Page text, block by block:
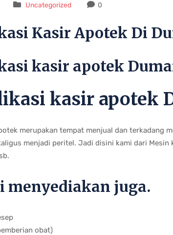
Uncategorized 0
Kasir Apotek Di
kasir apotek
kasir apotek
merupakan tempat menjual dan terkadang
menjadi peritel. Jadi disini kami dari
menyediakan juga.
obat)